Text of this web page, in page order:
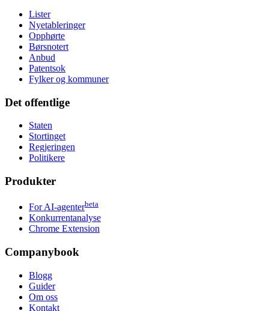
Lister
Nyetableringer
Opphørte
Børsnotert
Anbud
Patentsok
Fylker og kommuner
Det offentlige
Staten
Stortinget
Regjeringen
Politikere
Produkter
For AI-agenterbeta
Konkurrentanalyse
Chrome Extension
Companybook
Blogg
Guider
Om oss
Kontakt